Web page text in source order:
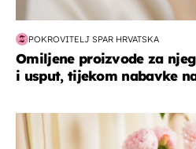
POKROVITELJ SPAR HRVATSKA
Omiljene proizvode za
i usput, tijekom nabavke
moda & ljepota